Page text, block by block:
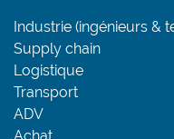
Industrie (ingénieurs &
Supply chain
Logistique
Transport
ADV